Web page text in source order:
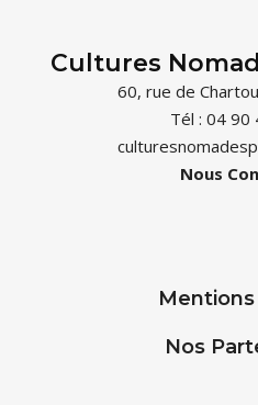
Cultures
60, rue de
Tél : 04 90
Nous
Nos